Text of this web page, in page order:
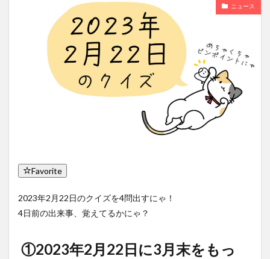
ニュース
Favorite
2023年2月22日のクイズを4問出すにゃ！
4日前の出来事、覚えてるかにゃ？
①2023年2月22日に3月末をもっ